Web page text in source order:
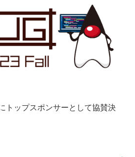
トップスポンサーとして協賛決